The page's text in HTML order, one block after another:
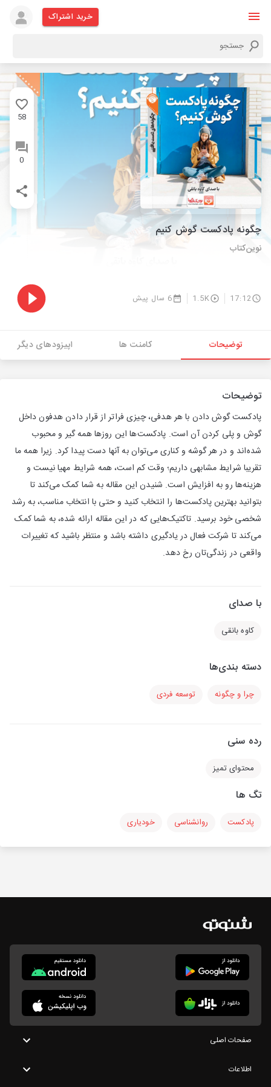
خرید اشتراک
58
0
چگونه پادکست گوش کنیم
نوین‌کتاب
17:12
1.5K 6 سال پیش
توضیحات کامنت ها اپیزودهای دیگر
توضیحات
پادکست گوش دادن با هر هدفی، چیزی فراتر از قرار دادن هدفون داخل
گوش و پلی کردن آن است. پادکست‌ها این روزها همه گیر و محبوب
شده‌اند و در هر گوشه و کناری می‌توان به آنها دست پیدا کرد. زیرا همه ما
تقریبا شرایط مشابهی داریم؛ وقت کم است، همه شرایط مهیا نیست و
هزینه‌ها رو به افزایش است. شنیدن این مقاله به شما کمک می‌کند تا
بتوانید بهترین پادکست‌ها را انتخاب کنید و حتی با انتخاب مناسب، به رشد
شخصی خود برسید. تاکتیک‌هایی که در این مقاله ارائه شده، به شما کمک
می‌کند تا شرکت فعال در یادگیری داشته باشد و منتظر باشید که تغییرات
واقعی در زندگی‌تان رخ دهد.
با صدای
کاوه بانقی
دسته بندی‌ها
چرا و چگونه توسعه فردی
رده سنی
محتوای تمیز
تگ ها
پادکست روانشناسی خودیاری
صفحات اصلی
اطلاعات